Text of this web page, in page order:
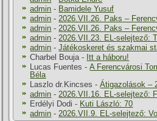
admin - Bamidele Yusuf
admin - 2026.VII.26. Paks –
admin - 2026.VII.26. Paks –
admin - 2026.VII.23. EL-selejtező:
admin -Játékoskeret és szakmai
Charbel Bouja - Itt a háboru!
Lucas Fuentes -A Ferencvárosi
Béla
Laszlo dr.Kincses -Átigazolások –
admin - 2026.VII.16. EL-selejtező:
Erdélyi Dodi - Kuti László: 70
admin - 2026.VII.9. EL-selejtező: